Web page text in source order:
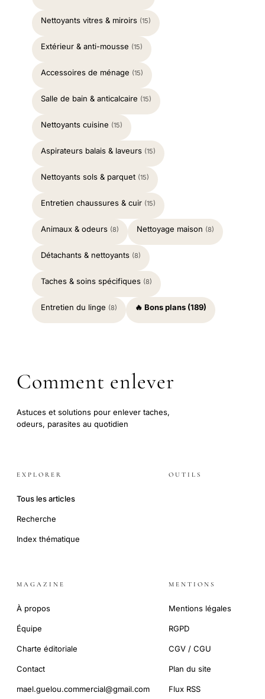
Nettoyants vitres & miroirs (15)
Extérieur & anti-mousse (15)
Accessoires de ménage (15)
Salle de bain & anticalcaire (15)
Nettoyants cuisine (15)
Aspirateurs balais & laveurs (15)
Nettoyants sols & parquet (15)
Entretien chaussures & cuir (15)
Animaux & odeurs (8) Nettoyage maison (8)
Détachants & nettoyants (8)
Taches & soins spécifiques (8)
Entretien du linge (8) 🔥 Bons plans (189)
Comment enlever
Astuces et solutions pour enlever taches,
odeurs, parasites au quotidien
EXPLORER
Tous les articles
Recherche
Index thématique
OUTILS
MAGAZINE
À propos
Équipe
Charte éditoriale
Contact
mael.guelou.commercial@gmail.com
MENTIONS
Mentions légales
RGPD
CGV / CGU
Plan du site
Flux RSS